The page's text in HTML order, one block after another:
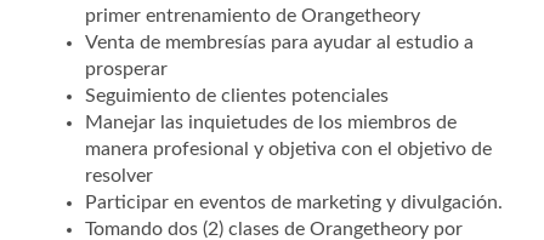
primer entrenamiento de Orangetheory
Venta de membresías para ayudar al estudio a
prosperar
Seguimiento de clientes potenciales
Manejar las inquietudes de los miembros de
manera profesional y objetiva con el objetivo de
resolver
Participar en eventos de marketing y divulgación.
Tomando dos (2) clases de Orangetheory por